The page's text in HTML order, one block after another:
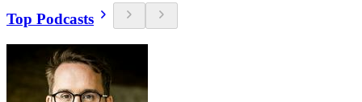
Top Podcasts